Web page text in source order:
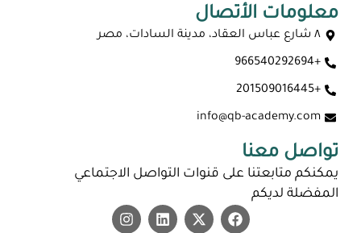
ماجستير عن بعد معتمد في السعودية 2026
معلومات الأتصال
٨ شارع عباس العقاد، مدينة السادات، مصر
+966540292694
+201509016445
info@qb-academy.com
تواصل معنا
يمكنكم متابعتنا على قنوات التواصل الاجتماعي
المفضلة لديكم